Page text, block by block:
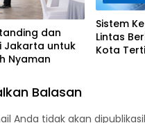
dan
Jakarta untuk
Nyaman
Sistem
Lintas
Kota
Balasan
Anda tidak akan